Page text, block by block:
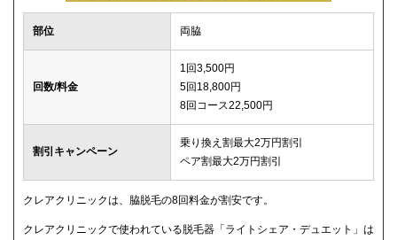
部位 両脇
回数/料金
1回3,500円
5回18,800円
8回コース22,500円
割引キャンペーン
乗り換え割最大2万円割引
ペア割最大2万円割引
クレアクリニックは、脇脱毛の8回料金が割安です。
クレアクリニックで使われている脱毛器「ライトシェア・デュエット」は